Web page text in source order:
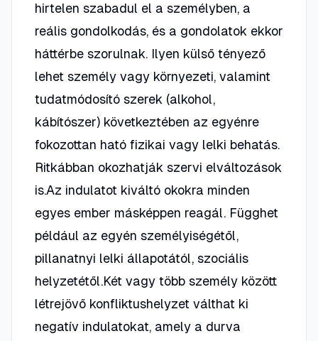
hirtelen szabadul el a személyben, a
reális gondolkodás, és a gondolatok ekkor
háttérbe szorulnak. Ilyen külső tényező
lehet személy vagy környezeti, valamint
tudatmódosító szerek (alkohol,
kábítószer) következtében az egyénre
fokozottan ható fizikai vagy lelki behatás.
Ritkábban okozhatják szervi elváltozások
is.Az indulatot kiváltó okokra minden
egyes ember másképpen reagál. Függhet
például az egyén személyiségétől,
pillanatnyi lelki állapotától, szociális
helyzetétől.Két vagy több személy között
létrejövő konfliktushelyzet válthat ki
negatív indulatokat, amely a durva